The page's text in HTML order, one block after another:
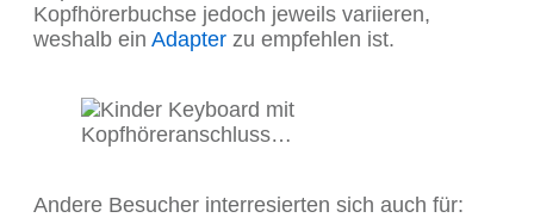
Kopfhörerbuchse jedoch jeweils variieren,
weshalb ein Adapter zu empfehlen ist.
Andere Besucher interresierten sich auch für: